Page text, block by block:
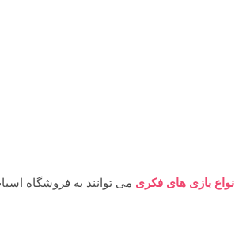
انواع بازی های فکری می توانند به فروشگاه